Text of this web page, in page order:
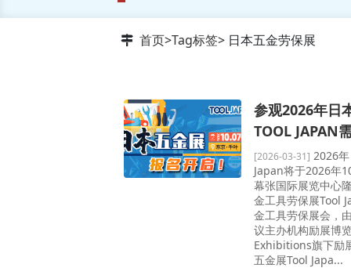
首页>Tag标签> 日本五金劳保展
参观2026年日
TOOL JAPAN
[2026-03-31] 2026
Japan将于2026年
幕张国际展览中心
金工具劳保展Tool
金工具劳保展会，
议主办机构励展博
Exhibitions旗下励
五金展Tool Japa...